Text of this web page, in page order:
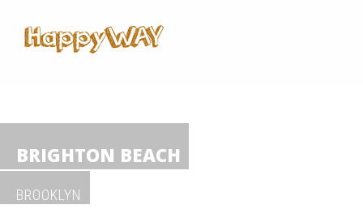
content
BRIGHTON BEACH
BROOKLYN